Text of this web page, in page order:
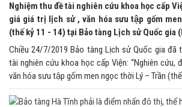
Nghiệm thu đề tài nghiên cứu khoa học cấp
giá giá trị lịch sử , văn hóa sưu tập gốm
(thế kỷ 11 - 14) tại Bảo tàng Lịch sử Quốc gia
Chiều 24/7/2019 Bảo tàng Lịch sử Quốc gia đã
tài nghiên cứu khoa học cấp Viện: “Nghiên cứu,
văn hóa sưu tập gốm men ngọc thời Lý – Trần